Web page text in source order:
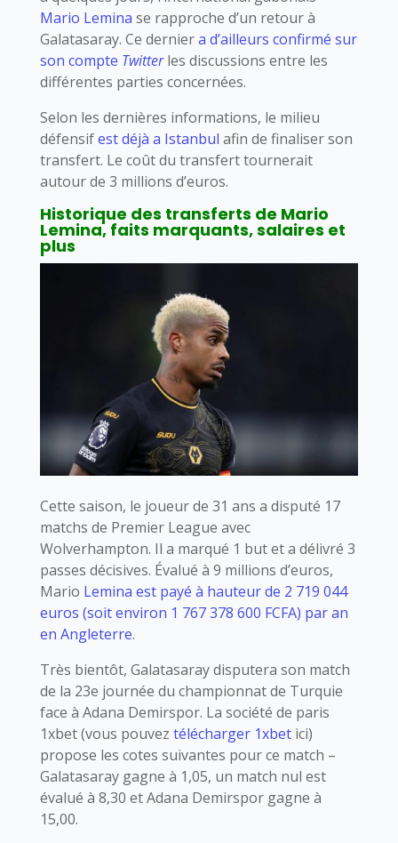
Mario Lemina se rapproche d’un retour à
Galatasaray. Ce derniera d’ailleurs confirmé sur
son compte Twitterles discussions entre les
différentes parties concernées.
Selon les dernières informations, le milieu
défensifest déjà a Istanbul afin de finaliser son
transfert. Le coût du transfert tournerait
autour de 3 millions d’euros.
Historique des transferts de Mario
Lemina, faits marquants, salaires et
plus
Cette saison, le joueur de 31 ans a disputé 17
matchs de Premier League avec
Wolverhampton. Il a marqué 1 but et a délivré 3
passes décisives. Évalué à 9 millions d’euros,
Mario Lemina est payé à hauteur de 2 719 044
euros (soit environ 1 767 378 600 FCFA) par an
en Angleterre.
Très bientôt, Galatasaray disputera son match
de la 23e journée du championnat de Turquie
face à Adana Demirspor. La société de paris
1xbet (vous pouvez télécharger 1xbetici)
propose les cotes suivantes pour ce match –
Galatasaray gagne à 1,05, un match nul est
évalué à 8,30 et Adana Demirspor gagne à
15,00.